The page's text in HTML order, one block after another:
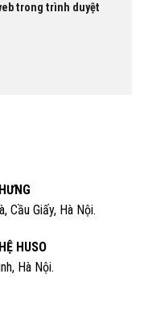
Cầu Giấy, Hà Nội.
HUSO
Hà Nội.
trong trình duyệt